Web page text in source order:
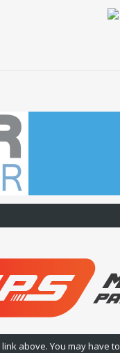
above. You may have to